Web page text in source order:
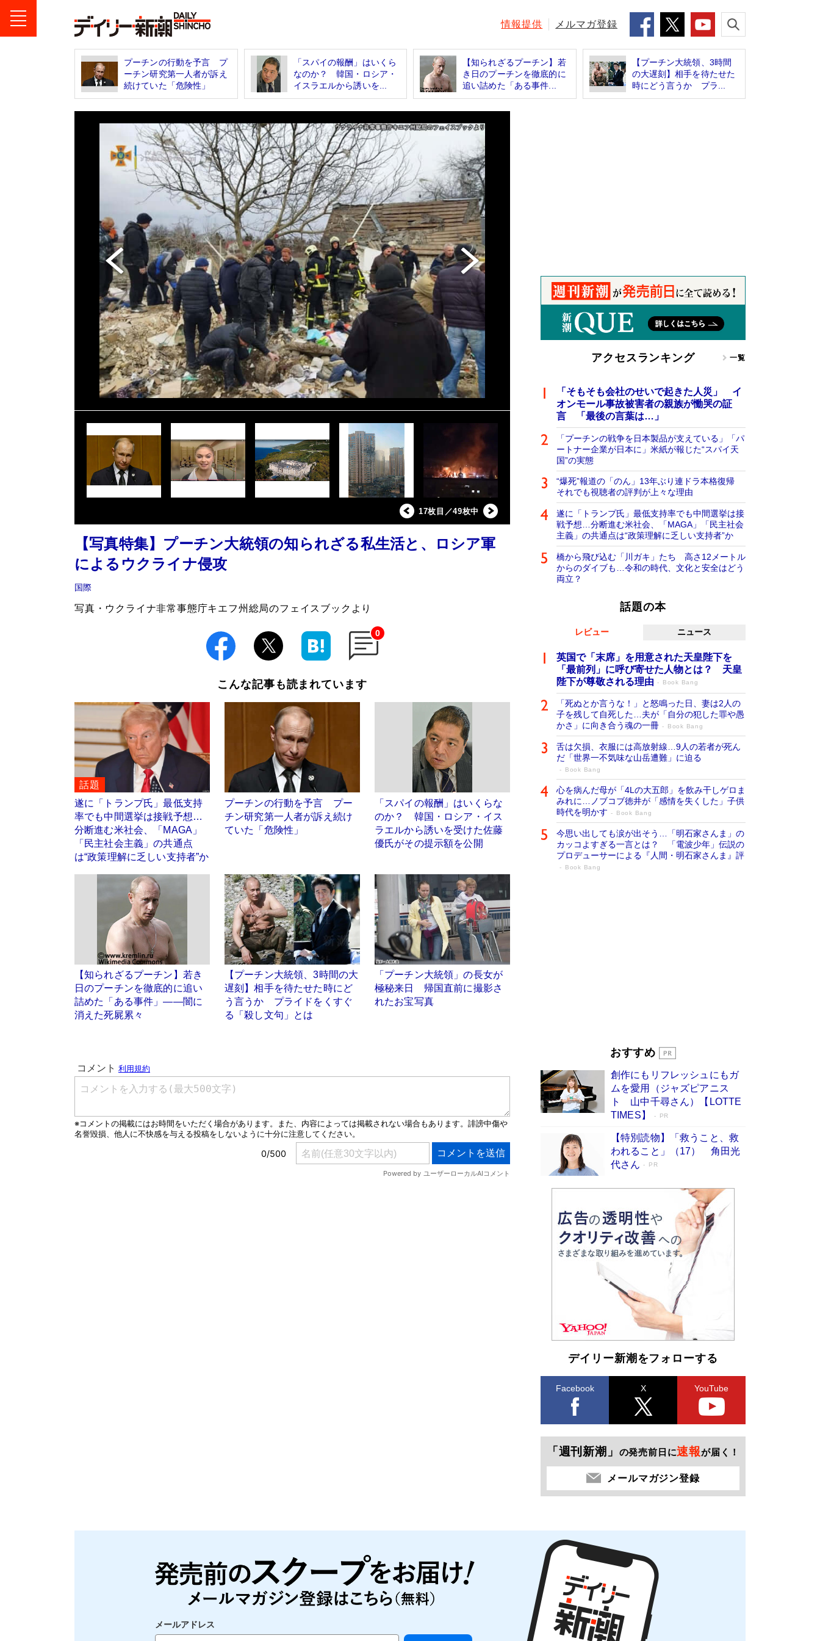
情報提供 メルマガ登録
プーチンの行動を予言 プ
ーチン研究第一人者が訴え
続けていた「危険性」
「スパイの報酬」はいくら
なのか？ 韓国・ロシア・
イスラエルから誘いを...
【知られざるプーチン】若
き日のプーチンを徹底的に
追い詰めた「ある事件...
【プーチン大統領、3時間
の大遅刻】相手を待たせた
時にどう言うか プラ...
17枚目／49枚中
【写真特集】プーチン大統領の知られざる私生活と、ロシア軍
によるウクライナ侵攻
国際
写真・ウクライナ非常事態庁キエフ州総局のフェイスブックより
0
こんな記事も読まれています
話題
遂に「トランプ氏」最低支持
率でも中間選挙は接戦予想…
分断進む米社会、「MAGA」
「民主社会主義」の共通点
は“政策理解に乏しい支持者”か
プーチンの行動を予言 プー
チン研究第一人者が訴え続け
ていた「危険性」
「スパイの報酬」はいくらな
のか？ 韓国・ロシア・イス
ラエルから誘いを受けた佐藤
優氏がその提示額を公開
【知られざるプーチン】若き
日のプーチンを徹底的に追い
詰めた「ある事件」――闇に
消えた死屍累々
【プーチン大統領、3時間の大
遅刻】相手を待たせた時にど
う言うか プライドをくすぐ
る「殺し文句」とは
「プーチン大統領」の長女が
極秘来日 帰国直前に撮影さ
れたお宝写真
アクセスランキング 一覧
「そもそも会社のせいで起きた人災」 イ
オンモール事故被害者の親族が慟哭の証
言 「最後の言葉は…」
「プーチンの戦争を日本製品が支えている」「パ
ートナー企業が日本に」米紙が報じた“スパイ天
国”の実態
“爆死”報道の「のん」13年ぶり連ドラ本格復帰
それでも視聴者の評判が上々な理由
遂に「トランプ氏」最低支持率でも中間選挙は接
戦予想…分断進む米社会、「MAGA」「民主社会
主義」の共通点は“政策理解に乏しい支持者”か
橋から飛び込む「川ガキ」たち 高さ12メートル
からのダイブも…令和の時代、文化と安全はどう
両立？
話題の本
レビュー ニュース
英国で「末席」を用意された天皇陛下を
「最前列」に呼び寄せた人物とは？ 天皇
陛下が尊敬される理由
Book Bang
「死ぬとか言うな！」と怒鳴った日、妻は2人の
子を残して自死した…夫が「自分の犯した罪や愚
かさ」に向き合う魂の一冊
Book Bang
舌は欠損、衣服には高放射線…9人の若者が死ん
だ「世界一不気味な山岳遭難」に迫る
Book Bang
心を病んだ母が「4Lの大五郎」を飲み干しゲロま
みれに…ノブコブ徳井が「感情を失くした」子供
時代を明かす
Book Bang
今思い出しても涙が出そう…「明石家さんま」の
カッコよすぎる一言とは？ 「電波少年」伝説の
プロデューサーによる『人間・明石家さんま』評
Book Bang
開発への関心を押し上げた18年の物語に幕 特装
Book Bang
「不意に涙が出そうに…」高嶋政伸が明かし
た“13歳の娘を暴行する役”への葛藤 インティマ
シーコーディネーターに支えられたNHK『大奥』
おすすめ
創作にもリフレッシュにもガ
ムを愛用（ジャズピアニス
ト 山中千尋さん）【LOTTE
TIMES】
PR
【特別読物】「救うこと、救
われること」（17） 角田光
代さん
PR
デイリー新潮をフォローする
Facebook X YouTube
「週刊新潮」 の発売前日に速報が届く！
メールマガジン登録
メールアドレス